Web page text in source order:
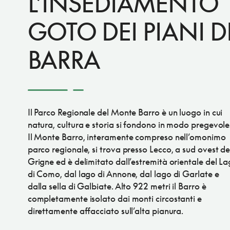
GOTO DEI PIANI
BARRA
Il Parco Regionale del Monte Barro è un luogo in cui
natura, cultura e storia si fondono in modo
Il Monte Barro, interamente compreso nell’omonimo
parco regionale, si trova presso Lecco, a sud ovest
Grigne ed è delimitato dall’estremità orientale del
di Como, dal lago di Annone, dal lago di Garlate e
dalla sella di Galbiate. Alto 922 metri il Barro è
completamente isolato dai monti circostanti e
direttamente affacciato sull’alta pianura.